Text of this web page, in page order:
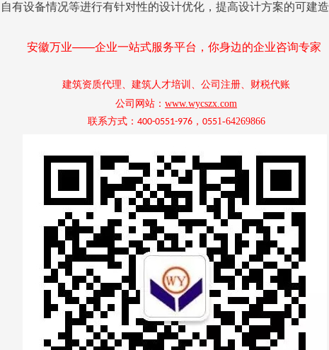
有设备情况等进行有针对性的设计优化，提高设计方案的可建造
安徽万业——企业一站式服务平台，你身边的企业咨询专家
建筑资质代理、建筑人才培训、公司注册、财税代账
公司网站： www.wycszx.com
联系方式： 400-0551-976， 0551-64269866